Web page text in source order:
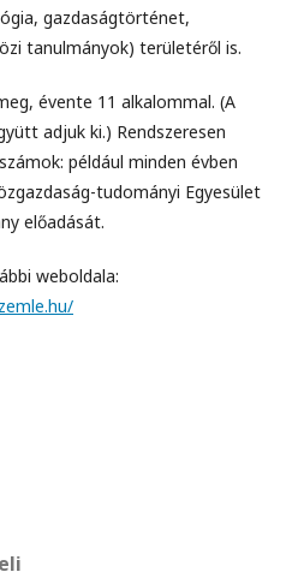
gazdaságtörténet,
tanulmányok) területéről is.
évente 11 alkalommal. (A
adjuk ki.) Rendszeresen
például minden évben
tudományi Egyesület
előadását.
weboldala: